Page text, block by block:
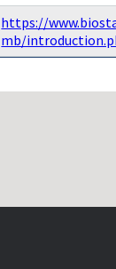
https://
mb/